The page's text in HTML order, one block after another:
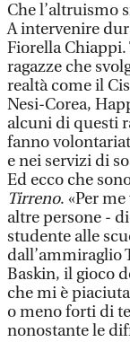
Che l’altruismo
A intervenire
Fiorella Chiappi.
ragazze che
realtà come il
Nesi-Corea,
alcuni di questi
fanno
e nei servizi di
Ed ecco che
Tirreno. «Per
altre persone -
studente alle
dall’ammiraglio
Baskin, il gioco
che mi è
o meno forti di
nonostante le